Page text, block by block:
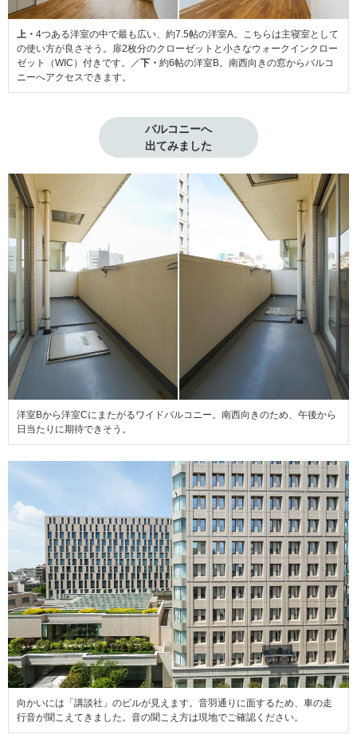
上・ 4つある洋室の中で最も広い、約7.5帖の洋室A。こちらは主寝室として
の使い方が良さそう。扉2枚分のクローゼットと小さなウォークインクロー
ゼット（WIC）付きです。／下・ 約6帖の洋室B。南西向きの窓からバルコ
ニーへアクセスできます。
バルコニーへ
出てみました
洋室Bから洋室Cにまたがるワイドバルコニー。南西向きのため、午後から
日当たりに期待できそう。
向かいには「講談社」のビルが見えます。音羽通りに面するため、車の走
行音が聞こえてきました。音の聞こえ方は現地でご確認ください。